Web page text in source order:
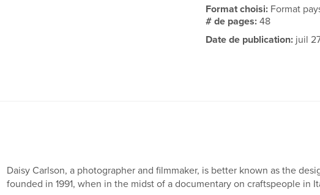
Format choisi: Format
# de pages:48
Date de publication: juil
Daisy Carlson, a photographer and filmmaker, is better known as the
founded in 1991, when in the midst of a documentary on craftspeople in